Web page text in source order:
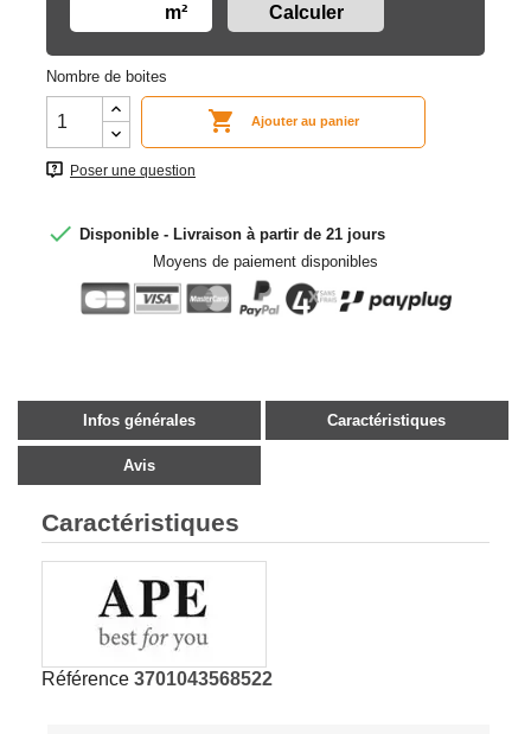
m²
Nombre de boites
 Ajouter au panier
Poser une question
 Disponible - Livraison à partir de 21 jours
Moyens de paiement disponibles
Infos générales Caractéristiques
Avis
Caractéristiques
Référence 3701043568522